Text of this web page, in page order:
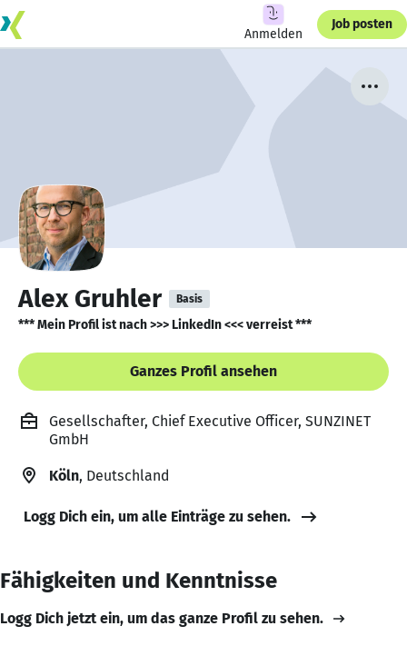
Anmelden
Job posten
Alex Gruhler Basis
*** Mein Profil ist nach >>> LinkedIn <<< verreist ***
Ganzes Profil ansehen
Gesellschafter, Chief Executive Officer, SUNZINET
GmbH
Köln, Deutschland
Logg Dich ein, um alle Einträge zu sehen.
Fähigkeiten und Kenntnisse
Logg Dich jetzt ein, um das ganze Profil zu sehen.